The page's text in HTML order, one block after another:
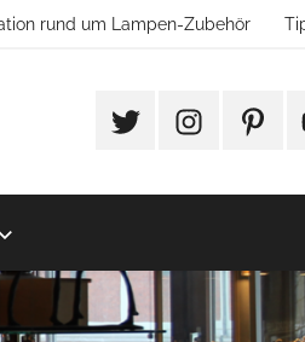
rund um Lampen-Zubehör
#TwitterInstagram